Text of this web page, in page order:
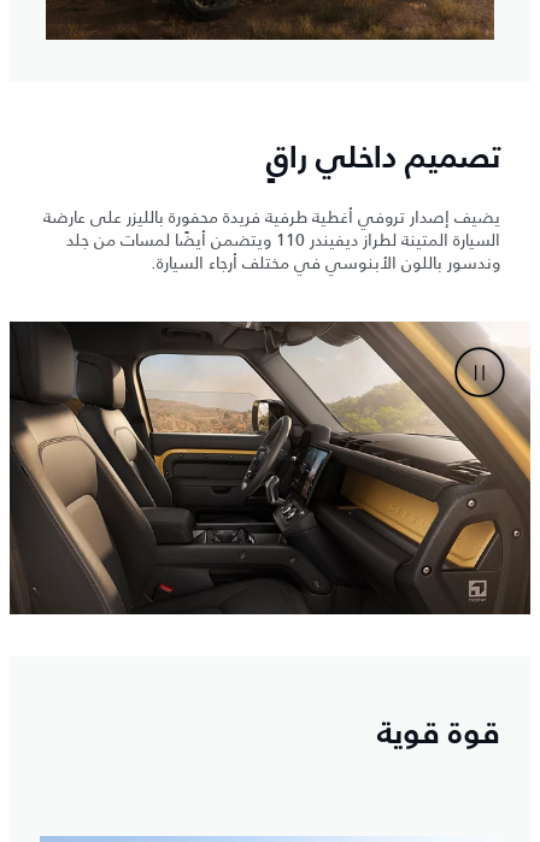
تصميم داخلي راقٍ
يضيف إصدار تروفي أغطية طرفية فريدة محفورة بالليزر على عارضة
السيارة المتينة لطراز ديفيندر 110 ويتضمن أيضًا لمسات من جلد
وندسور باللون الأبنوسي في مختلف أرجاء السيارة.
قوة قوية